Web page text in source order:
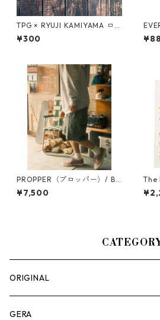
TPG × RYUJI KAMIYAMA ロゴ
ステッカー（オレンジ）
¥300
ml
PROPPER（プロッパー）/ B.
D.U. Short Ripstop
¥7,500
The
ャー
イ）
ORIGINAL
ASOMATOUS
GERA